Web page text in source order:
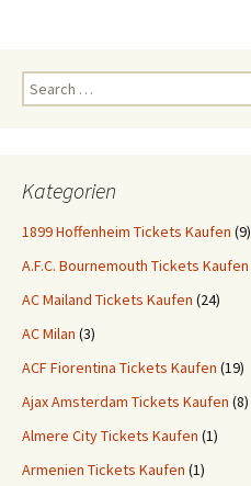
Search
for:
Kategorien
1899 Hoffenheim Tickets Kaufen (9)
A.F.C. Bournemouth Tickets Kaufen
AC Mailand Tickets Kaufen (24)
AC Milan (3)
ACF Fiorentina Tickets Kaufen (19)
Ajax Amsterdam Tickets Kaufen (8)
Almere City Tickets Kaufen (1)
Armenien Tickets Kaufen (1)